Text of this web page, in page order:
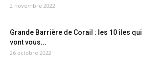
2 novembre 2022
Grande Barrière de Corail : les 10 îles qui
vont vous...
26 octobre 2022